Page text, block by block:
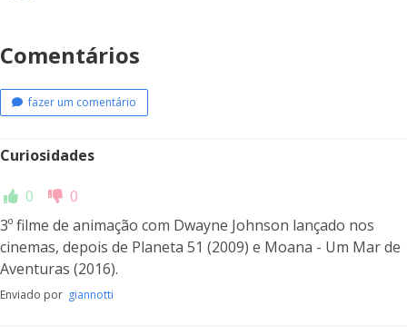
Comentários
fazer um comentário
Curiosidades
0
0
3º filme de animação com Dwayne Johnson lançado nos
cinemas, depois de Planeta 51 (2009) e Moana - Um Mar de
Aventuras (2016).
Enviado por giannotti